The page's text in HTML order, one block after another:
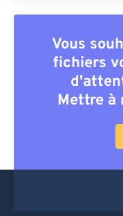
Vous
fichiers
Mettre à